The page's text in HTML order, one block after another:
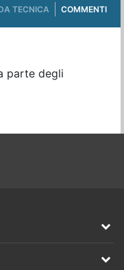
TECNICA COMMENTI
parte degli